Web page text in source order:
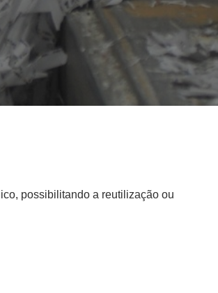
possibilitando a reutilização ou